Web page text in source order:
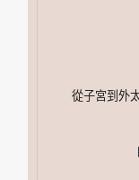
從子宮到外